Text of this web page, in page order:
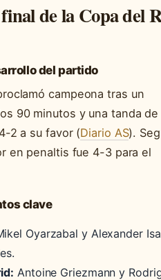
de la Copa del
del partido
campeona tras un
90 minutos y una tanda de
2 a su favor (Diario AS).
en penaltis fue 4-3 para el
clave
Oyarzabal y Alexander
Antoine Griezmann y